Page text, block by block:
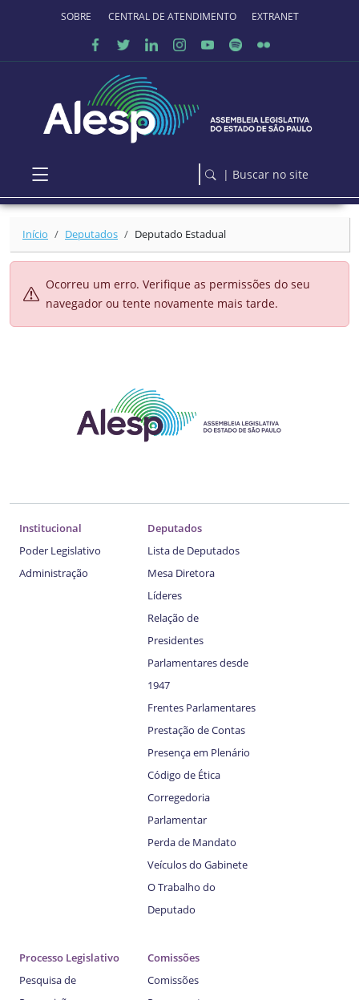
Ir para o conteúdo principal
SOBRE O PORTALCENTRAL DE ATENDIMENTO EXTRANET
| Buscar no site
Início Deputados Deputado Estadual
Ocorreu um erro. Verifique as permissões do seu
navegador ou tente novamente mais tarde.
Institucional
Poder Legislativo
Administração
Deputados
Lista de Deputados
Mesa Diretora
Líderes
Relação de
Presidentes
Parlamentares desde
1947
Frentes Parlamentares
Prestação de Contas
Presença em Plenário
Código de Ética
Corregedoria
Parlamentar
Perda de Mandato
Veículos do Gabinete
O Trabalho do
Deputado
Processo Legislativo
Pesquisa de
Comissões
Comissões